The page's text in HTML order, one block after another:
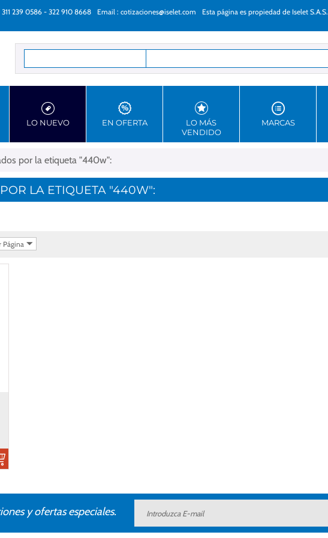
239 0586 - 322 910 8668 Email : cotizaciones@iselet.com Esta página es propiedad de Iselet S.A.S.
LO NUEVO EN OFERTA
LO MÁS
VENDIDO
MARCAS
por la etiqueta "440w":
LA ETIQUETA "440W":
Página
y ofertas especiales.